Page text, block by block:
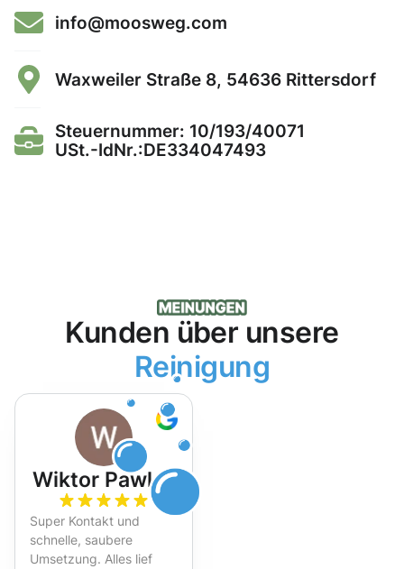
info@moosweg.com
Waxweiler Straße 8, 54636 Rittersdorf
Steuernummer: 10/193/40071
USt.-IdNr.:DE334047493
Kunden über unsere
Reinigung
Wiktor Pawlak
Super Kontakt und
schnelle, saubere
Umsetzung. Alles lief